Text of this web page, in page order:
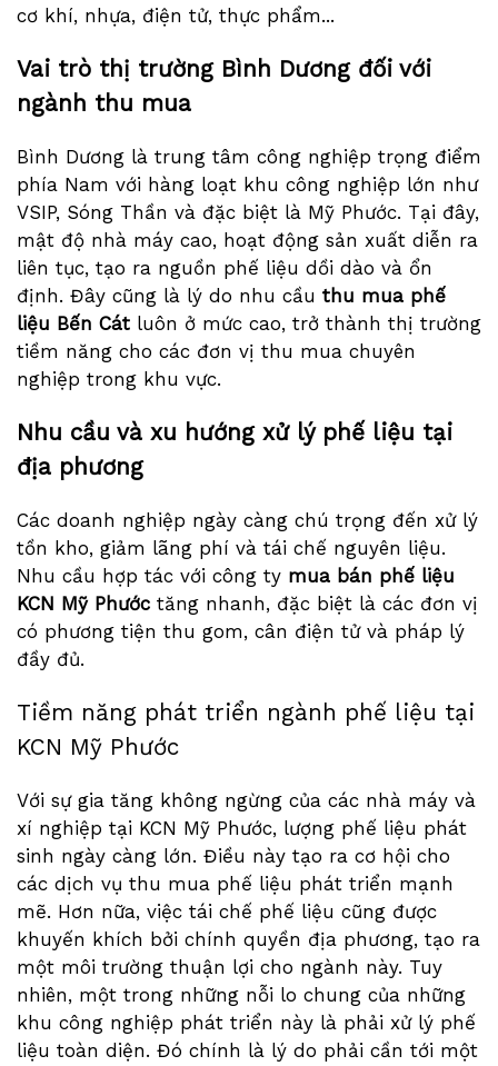
cơ khí, nhựa, điện tử, thực phẩm...
Vai trò thị trường Bình Dương đối với
ngành thu mua
Bình Dương là trung tâm công nghiệp trọng điểm
phía Nam với hàng loạt khu công nghiệp lớn như
VSIP, Sóng Thần và đặc biệt là Mỹ Phước. Tại đây,
mật độ nhà máy cao, hoạt động sản xuất diễn ra
liên tục, tạo ra nguồn phế liệu dồi dào và ổn
định. Đây cũng là lý do nhu cầu thu mua phế
liệu Bến Cát luôn ở mức cao, trở thành thị trường
tiềm năng cho các đơn vị thu mua chuyên
nghiệp trong khu vực.
Nhu cầu và xu hướng xử lý phế liệu tại
địa phương
Các doanh nghiệp ngày càng chú trọng đến xử lý
tồn kho, giảm lãng phí và tái chế nguyên liệu.
Nhu cầu hợp tác với công ty mua bán phế liệu
KCN Mỹ Phước tăng nhanh, đặc biệt là các đơn vị
có phương tiện thu gom, cân điện tử và pháp lý
đầy đủ.
Tiềm năng phát triển ngành phế liệu tại
KCN Mỹ Phước
Với sự gia tăng không ngừng của các nhà máy và
xí nghiệp tại KCN Mỹ Phước, lượng phế liệu phát
sinh ngày càng lớn. Điều này tạo ra cơ hội cho
các dịch vụ thu mua phế liệu phát triển mạnh
mẽ. Hơn nữa, việc tái chế phế liệu cũng được
khuyến khích bởi chính quyền địa phương, tạo ra
một môi trường thuận lợi cho ngành này. Tuy
nhiên, một trong những nỗi lo chung của những
khu công nghiệp phát triển này là phải xử lý phế
liệu toàn diện. Đó chính là lý do phải cần tới một